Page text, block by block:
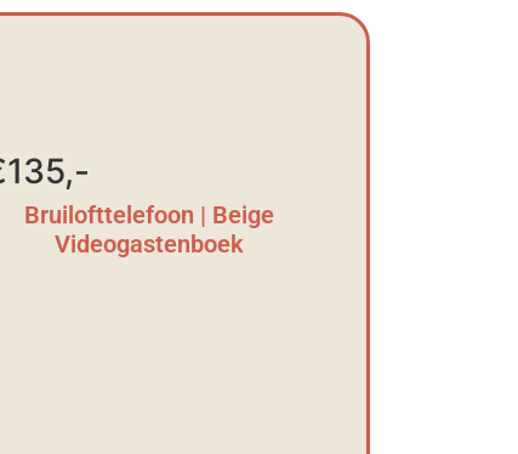
Bruilofttelefoon | Beige
Videogastenboek